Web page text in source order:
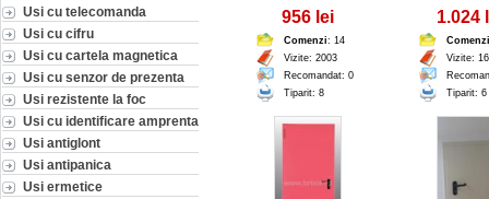
Usi cu telecomanda
Usi cu cifru
Usi cu cartela magnetica
Usi cu senzor de prezenta
Usi rezistente la foc
Usi cu identificare amprenta
Usi antiglont
Usi antipanica
Usi ermetice
956 lei
Comenzi: 14
Vizite: 2003
Recomandat: 0
Tiparit: 8
1.024
Comenzi
Vizite:
Tiparit: 6